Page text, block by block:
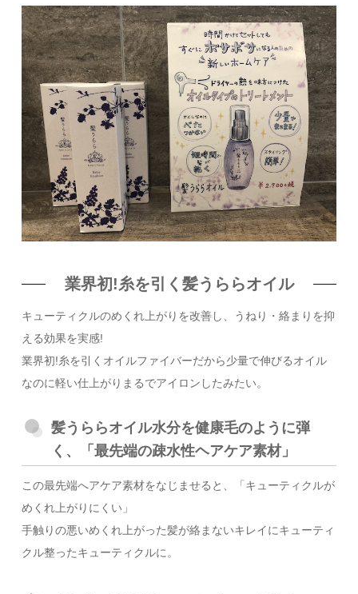
業界初!糸を引く髪うららオイル
キューティクルのめくれ上がりを改善し、うねり・絡まりを抑
える効果を実感!
業界初!糸を引くオイルファイバーだから少量で伸びるオイル
なのに軽い仕上がりまるでアイロンしたみたい。
髪うららオイル水分を健康毛のように弾
く、「最先端の疎水性ヘアケア素材」
この最先端へアケア素材をなじませると、「キューティクルが
めくれ上がりにくい」
手触りの悪いめくれ上がった髪が絡まないキレイにキューティ
クル整ったキューティクルに。